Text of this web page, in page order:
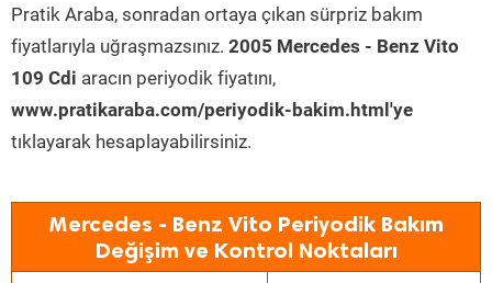
Pratik Araba, sonradan ortaya çıkan sürpriz bakım
fiyatlarıyla uğraşmazsınız. 2005 Mercedes - Benz Vito
109 Cdi aracın periyodik fiyatını,
www.pratikaraba.com/periyodik-bakim.html'ye
tıklayarak hesaplayabilirsiniz.
Mercedes - Benz Vito Periyodik Bakım
Değişim ve Kontrol Noktaları